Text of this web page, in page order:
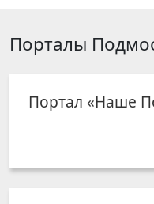
Порталы
Портал «Наше